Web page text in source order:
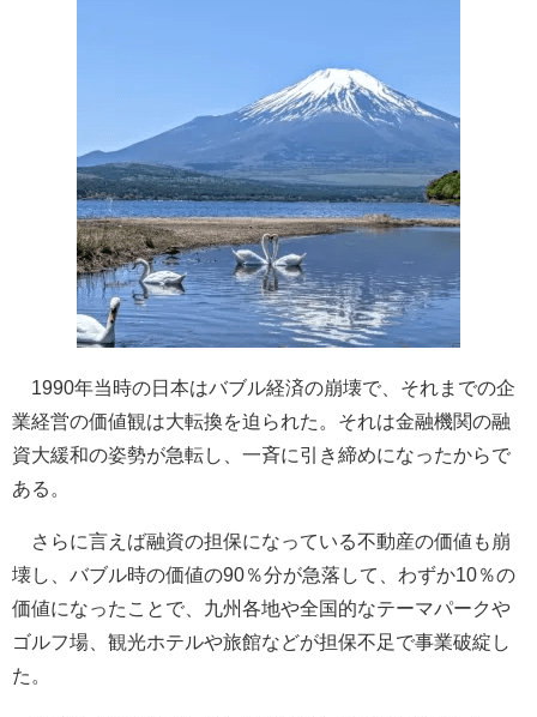
1990年当時の日本はバブル経済の崩壊で、それまでの企
業経営の価値観は大転換を迫られた。それは金融機関の融
資大緩和の姿勢が急転し、一斉に引き締めになったからで
ある。
さらに言えば融資の担保になっている不動産の価値も崩
壊し、バブル時の価値の90％分が急落して、わずか10％の
価値になったことで、九州各地や全国的なテーマパークや
ゴルフ場、観光ホテルや旅館などが担保不足で事業破綻し
た。